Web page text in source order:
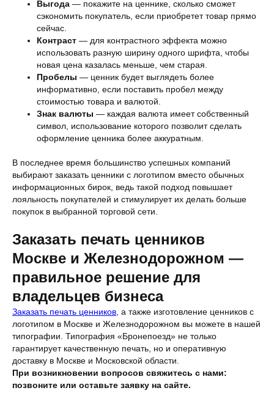
Выгода — покажите на ценнике, сколько сможет
сэкономить покупатель, если приобретет товар прямо
сейчас.
Контраст — для контрастного эффекта можно
использовать разную ширину одного шрифта, чтобы
новая цена казалась меньше, чем старая.
Пробелы — ценник будет выглядеть более
информативно, если поставить пробел между
стоимостью товара и валютой.
Знак валюты — каждая валюта имеет собственный
символ, использование которого позволит сделать
оформление ценника более аккуратным.
В последнее время большинство успешных компаний
выбирают заказать ценники с логотипом вместо обычных
информационных бирок, ведь такой подход повышает
лояльность покупателей и стимулирует их делать больше
покупок в выбранной торговой сети.
Заказать печать ценников
Москве и Железнодорожном —
правильное решение для
владельцев бизнеса
Заказать печать ценников , а также изготовление ценников с
логотипом в Москве и Железнодорожном вы можете в нашей
типографии. Типография «Бронепоезд» не только
гарантирует качественную печать, но и оперативную
доставку в Москве и Московской области.
При возникновении вопросов свяжитесь с нами:
позвоните или оставьте заявку на сайте.